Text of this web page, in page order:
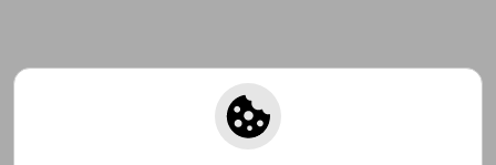
Suscríbete para recibir ofertas y
promociones